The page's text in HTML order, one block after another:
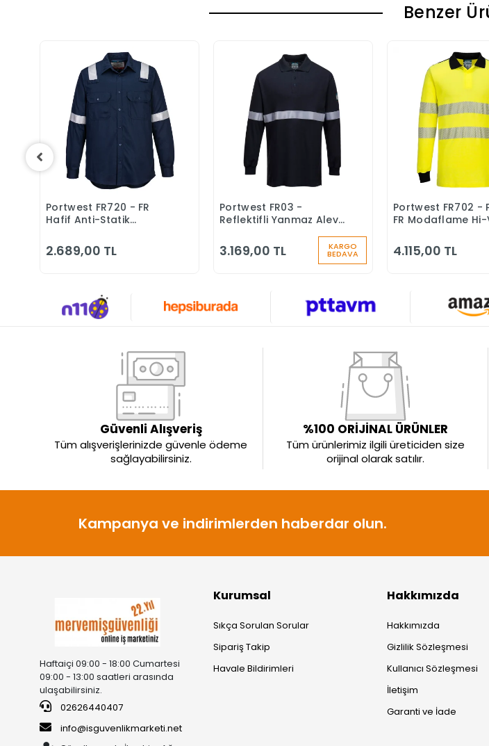
Benzer
Sepete Ekle
Portwest FR720 - FR
Hafif Anti-Statik
Almaz
2.689,00 TL
Sepete Ekle
Portwest FR03 -
Reflektifli Yanmaz Alev
statik Uzun Kollu Polo
Yaka Tişört
3.169,00 TL KARGO
BEDAVA
Sepete
Portwest FR702 -
FR Modaflame Hi-
Yanmaz Alev Almaz
4.115,00 TL
Güvenli Alışveriş
Tüm alışverişlerinizde güvenle ödeme
sağlayabilirsiniz.
%100 ORİJİNAL ÜRÜNLER
Tüm ürünlerimiz ilgili üreticiden size
orijinal olarak satılır.
Kampanya ve indirimlerden haberdar olun.
Haftaiçi 09:00 - 18:00 Cumartesi
09:00 - 13:00 saatleri arasında
ulaşabilirsiniz.
02626440407
info@isguvenlikmarketi.net
Kurumsal
Sıkça Sorulan Sorular
Sipariş Takip
Havale Bildirimleri
Hakkımızda
Hakkımızda
Gizlilik Sözleşmesi
Kullanıcı Sözleşmesi
İletişim
Garanti ve İade